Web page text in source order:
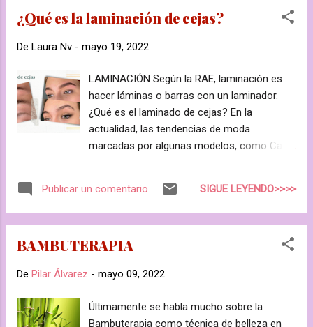
volumen a los músculos. Es una terapia no
sana. Con resultados visibles en muy pocas
mejor colaborador con las técnicas
manuales!
¿Qué es la laminación de cejas?
De Laura Nv - mayo 19, 2022
LAMINACIÓN Según la RAE, laminación es
hacer láminas o barras con un laminador.
¿Qué es el laminado de cejas? En la
actualidad, las tendencias de moda
marcadas por algunas modelos, como Cara
Estos efectos se pueden conseguir con
diferentes métodos: micropigmentación,
entre los sistemas es notable respecto a la
más rápido y económico para conseguir
dirigido el servicio de laminación de cejas?
Publicar un comentario SIGUE LEYENDO>>>>
BAMBUTERAPIA
De Pilar Álvarez - mayo 09, 2022
Últimamente se habla mucho sobre la
Bambuterapia como técnica de belleza en